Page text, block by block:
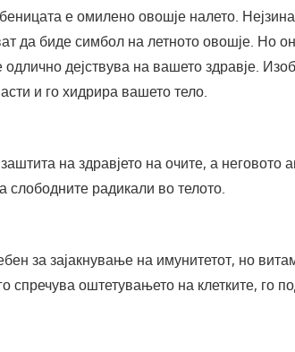
е омилено овошје налето.
да биде симбол на летното овошје. Но
дејствува на вашето здравје.
и го хидрира вашето тело.
на здравјето на очите, а неговото
радикали во телото.
за зајакнување на имунитетот, но
спречува оштетувањето на клетките, го